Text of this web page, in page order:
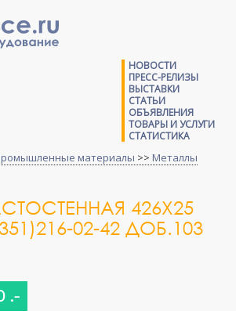
НОВОСТИ
ПРЕСС-РЕЛИЗЫ
ВЫСТАВКИ
СТАТЬИ
ОБЪЯВЛЕНИЯ
ТОВАРЫ И УСЛУГИ
СТАТИСТИКА
материалы >> Металлы
426Х25
02-42 ДОБ.103
.-